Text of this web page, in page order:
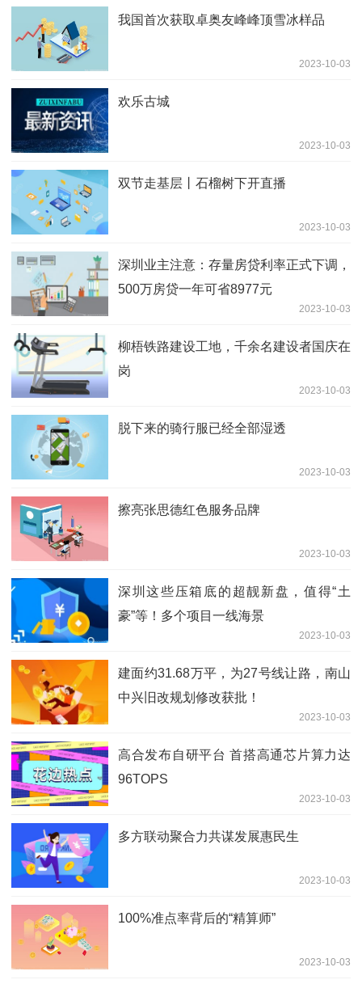
我国首次获取卓奥友峰峰顶雪冰样品
2023-10-03
欢乐古城
2023-10-03
双节走基层丨石榴树下开直播
2023-10-03
深圳业主注意：存量房贷利率正式下调，
500万房贷一年可省8977元
2023-10-03
柳梧铁路建设工地，千余名建设者国庆在
岗
2023-10-03
脱下来的骑行服已经全部湿透
2023-10-03
擦亮张思德红色服务品牌
2023-10-03
深圳这些压箱底的超靓新盘，值得“土
豪”等！多个项目一线海景
2023-10-03
建面约31.68万平，为27号线让路，南山
中兴旧改规划修改获批！
2023-10-03
高合发布自研平台 首搭高通芯片算力达
96TOPS
2023-10-03
多方联动聚合力共谋发展惠民生
2023-10-03
100%准点率背后的“精算师”
2023-10-03